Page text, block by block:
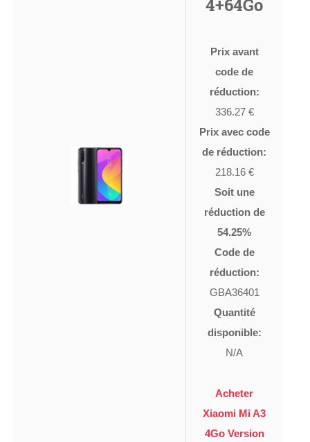
4+64Go
Prix avant
code de
réduction:
336.27 €
Prix avec code
de réduction:
218.16 €
Soit une
réduction de
54.25%
Code de
réduction:
GBA36401
Quantité
disponible:
N/A
Acheter
Xiaomi Mi A3
4Go Version